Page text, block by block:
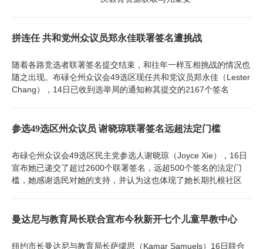
拼连任 共和党州众议员郑永佳联署签名遭挑战
随着各路竞选者联署签名提交结束，和往年一样互相挑战的情况也
随之出现。布碌仑州众议会49选区现任共和党议员郑永佳（Lester
Chang），14日已收到选举局的通知称其提交的2167个签名
参选49选区州众议员 谢晓琼联署签名远超法定门槛
布碌仑州众议会49选区民主党参选人谢晓琼（Joyce Xie），16日
宣布她已递交了超过2600个联署签名，远超500个签名的法定门
槛，她感谢选民对她的支持，并认为这也体现了她长期扎根社区
曼达尼与教育局长联合宣布今秋新开七个儿童早教中心
纽约市长曼达尼与教育局长萨缪思（Kamar Samuels）16日联合